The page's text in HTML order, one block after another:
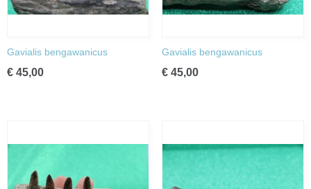
Gavialis bengawanicus
€ 45,00
Gavialis bengawanicus
€ 45,00